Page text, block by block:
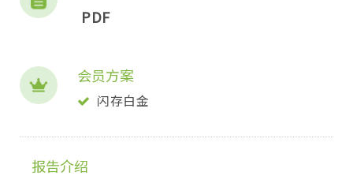
PDF
会员方案
闪存白金
报告介绍